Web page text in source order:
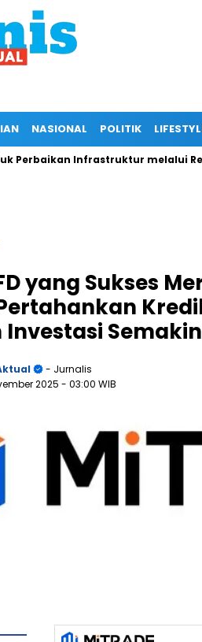
NASIONAL POLITIK
Infrastruktur melalui
yang Sukses
Investasi
- Jurnalis
2025 - 03:00 WIB